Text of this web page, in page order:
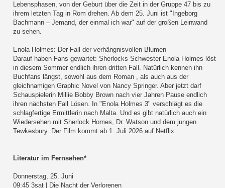
Lebensphasen, von der Geburt über die Zeit in der Gruppe 47 bis zu
ihrem letzten Tag in Rom drehen. Ab dem 25. Juni ist "Ingeborg
Bachmann – Jemand, der einmal ich war" auf der großen Leinwand
zu sehen.
Enola Holmes: Der Fall der verhängnisvollen Blumen
Darauf haben Fans gewartet: Sherlocks Schwester Enola Holmes löst
in diesem Sommer endlich ihren dritten Fall. Natürlich kennen ihn
Buchfans längst, sowohl aus dem Roman , als auch aus der
gleichnamigen Graphic Novel von Nancy Springer. Aber jetzt darf
Schauspielerin Millie Bobby Brown nach vier Jahren Pause endlich
ihren nächsten Fall Lösen. In "Enola Holmes 3" verschlägt es die
schlagfertige Ermittlerin nach Malta. Und es gibt natürlich auch ein
Wiedersehen mit Sherlock Homes, Dr. Watson und dem jungen
Tewkesbury. Der Film kommt ab 1. Juli 2026 auf Netflix.
Literatur im Fernsehen*
Donnerstag, 25. Juni
09:45 3sat | Die Nacht der Verlorenen